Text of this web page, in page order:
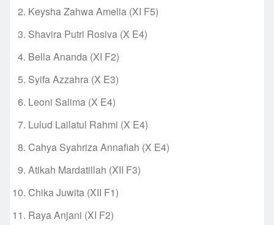
Keysha Zahwa Amelia (XI F5)
Shavira Putri Rosiva (X E4)
Bella Ananda (XI F2)
Syifa Azzahra (X E3)
Leoni Salima (X E4)
Lulud Lailatul Rahmi (X E4)
Cahya Syahriza Annafiah (X E4)
Atikah Mardatillah (XII F3)
Chika Juwita (XII F1)
Raya Anjani (XI F2)